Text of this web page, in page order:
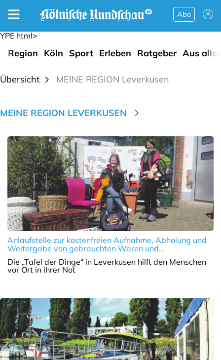
YPE html>
Region Köln Sport Erleben Ratgeber Aus
Abo
Übersicht MEINE REGION Leverkusen
MEINE REGION LEVERKUSEN
Anlaufstelle zur kostenfreien Aufnahme, Abholung und
Weitergabe von gebrauchten Waren und
Gegenständen. Dazu positive Bilanz nach einem Jahr
Die „Tafel der Dinge“ in Leverkusen hilft den Menschen
vor Ort in ihrer Not